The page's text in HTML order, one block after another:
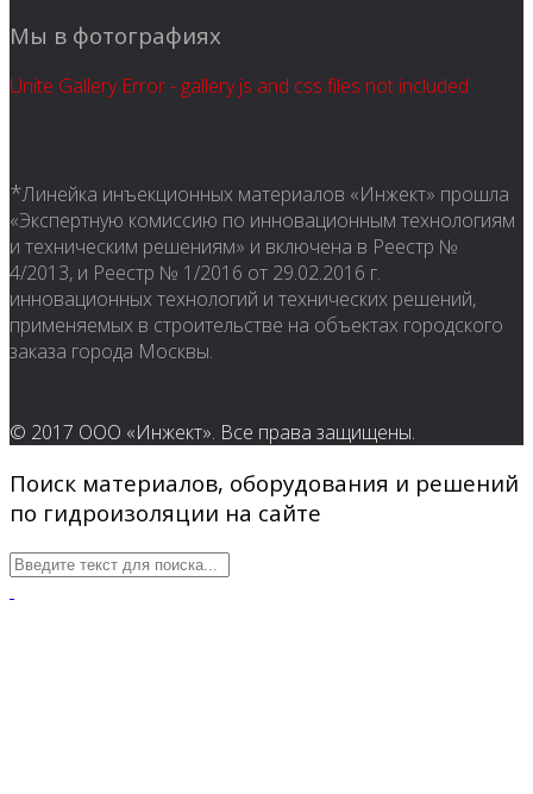
Мы в фотографиях
Unite Gallery Error - gallery js and css files not included
*Линейка инъекционных материалов «Инжект» прошла
«Экспертную комиссию по инновационным технологиям
и техническим решениям» и включена в Реестр №
4/2013, и Реестр № 1/2016 от 29.02.2016 г.
инновационных технологий и технических решений,
применяемых в строительстве на объектах городского
заказа города Москвы.
© 2017 ООО «Инжект». Все права защищены.
Поиск материалов, оборудования и решений
по гидроизоляции на сайте